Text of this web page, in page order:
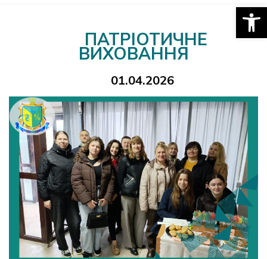
ПАТРІОТИЧНЕ
ВИХОВАННЯ
01.04.2026